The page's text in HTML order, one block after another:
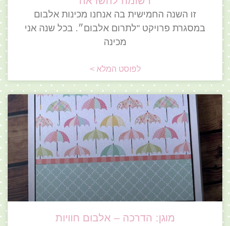
זו השנה החמישית בה אנחנו מכינות אלבום
במסגרת פרויקט "לתרום אלבום״. בכל שנה אני
מכינה
לפוסט המלא >
מוגן: הדרכה – אלבום חוויות